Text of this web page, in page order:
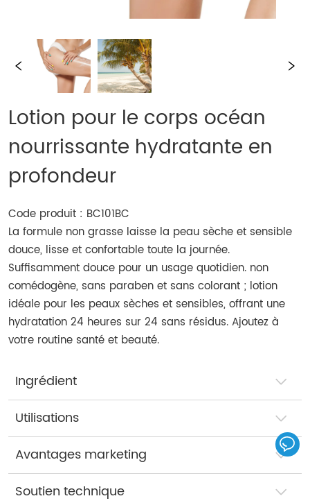
Lotion pour le corps océan
nourrissante hydratante en
profondeur
Code produit : BC101BC
La formule non grasse laisse la peau sèche et sensible
douce, lisse et confortable toute la journée.
Suffisamment douce pour un usage quotidien. non
comédogène, sans paraben et sans colorant ; lotion
idéale pour les peaux sèches et sensibles, offrant une
hydratation 24 heures sur 24 sans résidus. Ajoutez à
votre routine santé et beauté.
Ingrédient
Utilisations
Avantages marketing
Soutien technique